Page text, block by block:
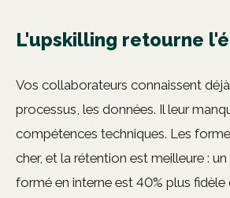
L'upskilling retourne
Vos collaborateurs connaissent
processus, les données. Il leur
compétences techniques. Les
cher, et la rétention est meilleure :
formé en interne est 40% plus fidèle